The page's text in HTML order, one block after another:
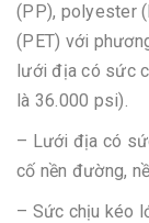
(PP), polyester
(PET) với
lưới địa có sức
là 36.000 psi).
– Lưới địa có
cố nền đường,
– Sức chịu kéo